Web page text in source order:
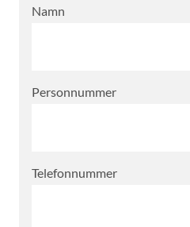
Namn
Personnummer
Telefonnummer